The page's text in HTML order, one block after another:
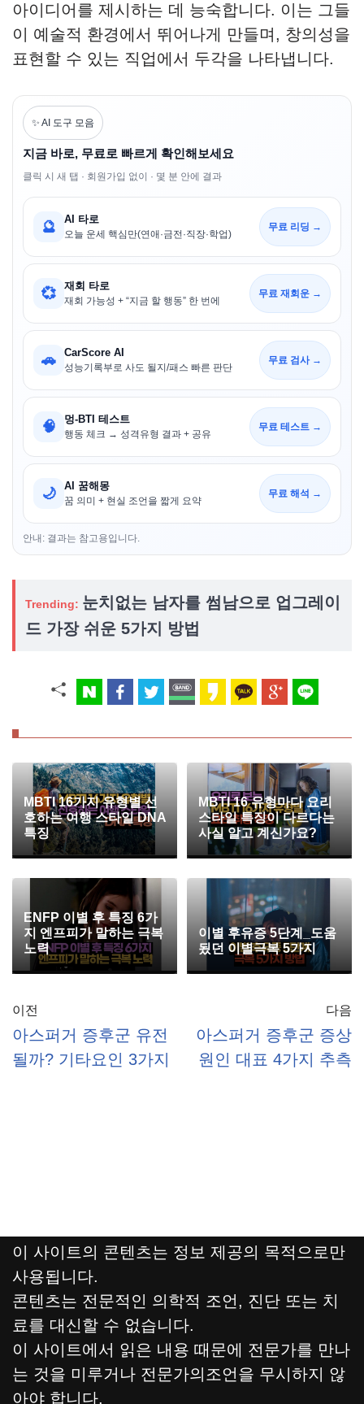
아이디어를 제시하는 데 능숙합니다. 이는 그들
이 예술적 환경에서 뛰어나게 만들며, 창의성을
표현할 수 있는 직업에서 두각을 나타냅니다.
✨ AI 도구 모음
지금 바로, 무료로 빠르게 확인해보세요
클릭 시 새 탭 · 회원가입 없이 · 몇 분 안에 결과
🔮 AI 타로
오늘 운세 핵심만(연애·금전·직장·학업)
무료 리딩 →
💞 재회 타로
재회 가능성 + “지금 할 행동” 한 번에
무료 재회운 →
🚗 CarScore AI
성능기록부로 사도 될지/패스 빠른 판단
무료 검사 →
🧠 멍-BTI 테스트
행동 체크 → 성격유형 결과 + 공유
무료 테스트 →
🌙 AI 꿈해몽
꿈 의미 + 현실 조언을 짧게 요약
무료 해석 →
안내: 결과는 참고용입니다.
Trending: 눈치없는 남자를 썸남으로 업그레이
드 가장 쉬운 5가지 방법
MBTI 16가지 유형별 선
호하는 여행 스타일 DNA
특징
MBTI 16 유형마다 요리
스타일 특징이 다르다는
사실 알고 계신가요?
ENFP 이별 후 특징 6가
지 엔프피가 말하는 극복
노력
이별 후유증 5단계_도움
됬던 이별극복 5가지
이전
아스퍼거 증후군 유전
될까? 기타요인 3가지
다음
아스퍼거 증후군 증상
원인 대표 4가지 추측
이 사이트의 콘텐츠는 정보 제공의 목적으로만
사용됩니다.
콘텐츠는 전문적인 의학적 조언, 진단 또는 치
료를 대신할 수 없습니다.
이 사이트에서 읽은 내용 때문에 전문가를 만나
는 것을 미루거나 전문가의조언을 무시하지 않
아야 합니다.